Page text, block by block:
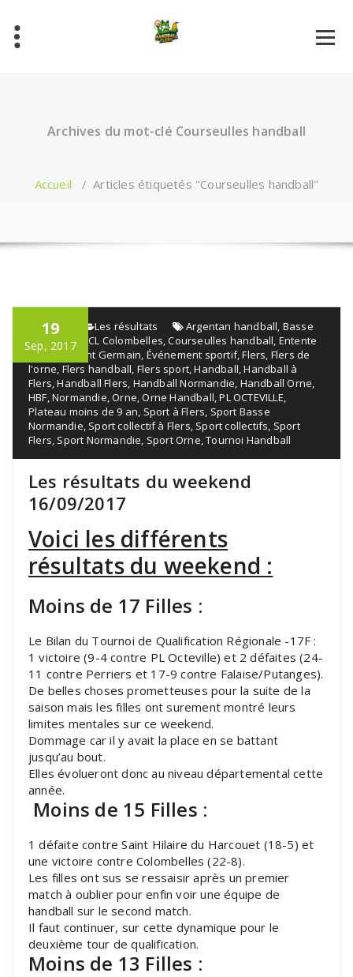
contenu
Archives du mot-clé Courseulles handball
Accueil /Articles étiquetés "Courseulles handball"
19
Sep, 2017
admin Les résultats Argentan handball Basse
Normandie
,CL Colombelles ,Courseulles handball Entente
Alençon Saint Germain Événement sportif,Flers Flers de
l'orne Flers handball Flers sport ,Handball ,Handball à
Flers ,Handball Flers Handball Normandie Handball Orne
HBF ,Normandie ,Orne ,Orne Handball ,PL OCTEVILLE
Plateau moins de 9 an Sport à Flers Sport Basse
Normandie Sport collectif à Flers Sport collectifs Sport
Flers Sport Normandie Sport Orne ,Tournoi Handball
Les résultats du weekend
16/09/2017
Voici les différents
résultats du weekend :
Moins de 17 Filles :
Le Bilan du Tournoi de Qualification Régionale -17F :
1 victoire (9-4 contre PL Octeville) et 2 défaites (24-
11 contre Perriers et 17-9 contre Falaise/Putanges).
De belles choses prometteuses pour la suite de la
saison mais les filles ont surement montré leurs
limites mentales sur ce weekend.
Dommage car il y avait la place en se battant
jusqu’au bout.
Elles évolueront donc au niveau départemental cette
année.
Moins de 15 Filles :
1 défaite contre Saint Hilaire du Harcouet (18-5) et
une victoire contre Colombelles (22-8).
Les filles ont sus se ressaisir après un premier
match à oublier pour enfin voir une équipe de
handball sur le second match.
Il faut continuer, sur cette dynamique pour le
deuxième tour de qualification.
Moins de 13 Filles :